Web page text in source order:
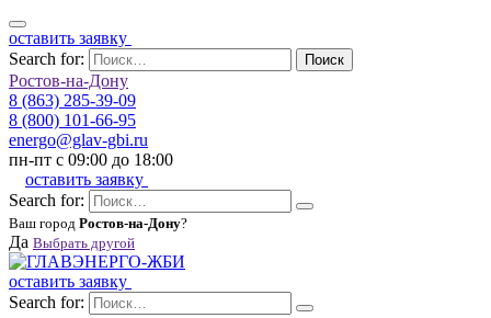
оставить заявку
Search for:
Поиск
Ростов-на-Дону
8 (863) 285-39-09
8 (800) 101-66-95
energo@glav-gbi.ru
пн-пт с 09:00 до 18:00
оставить заявку
Search for:
Ваш город Ростов-на-Дону?
Да Выбрать другой
оставить заявку
Search for: